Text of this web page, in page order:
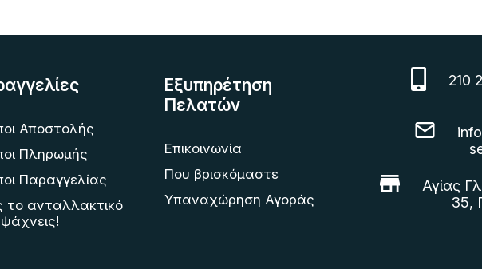
Αποστολής
Πληρωμής
Παραγγελίας
το ανταλλακτικό
Εξυπηρέτηση
Πελατών
Επικοινωνία
Που βρισκόμαστε
Υπαναχώρηση Αγοράς
210
Αγίας
35,